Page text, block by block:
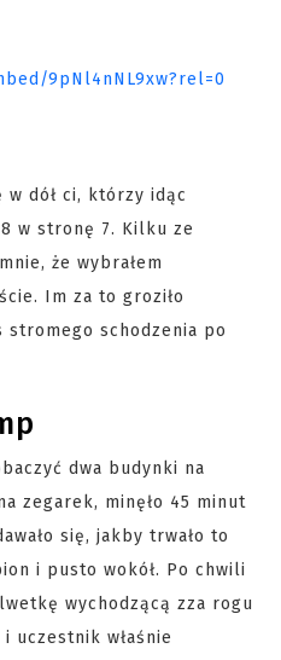
9pNl4nNL9xw?rel=0
dół ci, którzy idąc
w stronę 7. Kilku ze
że wybrałem
Im za to groziło
schodzenia po
dwa budynki na
zegarek, minęło 45 minut
się, jakby trwało to
i pusto wokół. Po chwili
wychodzącą zza rogu
uczestnik właśnie